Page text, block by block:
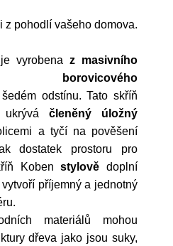
z pohodlí vašeho domova.
je vyrobena z masivního
borovicového
odstínu. Tato skříň
ukrývá členěný úložný
a tyčí na pověšení
dostatek prostoru pro
Kobenstylově doplní
příjemný a jednotný
materiálů mohou
dřeva jako jsou suky,